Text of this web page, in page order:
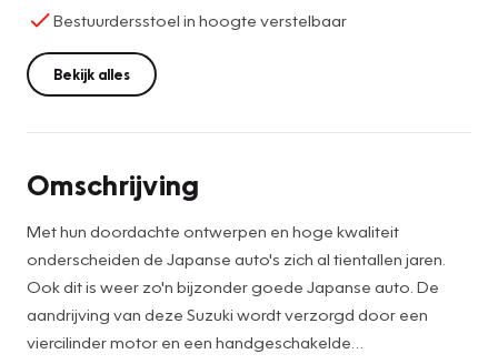
Bestuurdersstoel in hoogte verstelbaar
Bekijk alles
Omschrijving
Met hun doordachte ontwerpen en hoge kwaliteit
onderscheiden de Japanse auto's zich al tientallen jaren.
Ook dit is weer zo'n bijzonder goede Japanse auto. De
aandrijving van deze Suzuki wordt verzorgd door een
viercilinder motor en een handgeschakelde